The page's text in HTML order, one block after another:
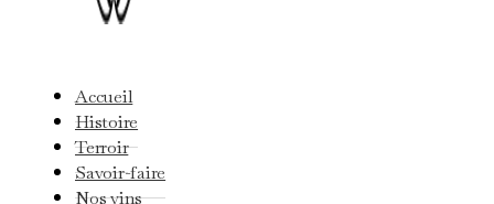
Accueil
Histoire
Terroir
Savoir-faire
Nos vins